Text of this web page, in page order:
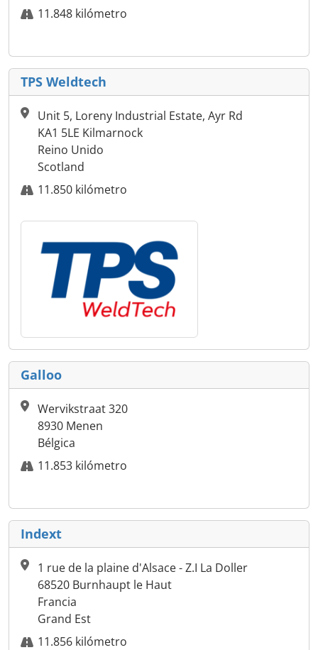
11.848 kilómetro
TPS Weldtech
Unit 5, Loreny Industrial Estate, Ayr Rd
KA1 5LE Kilmarnock
Reino Unido
Scotland
11.850 kilómetro
Galloo
Wervikstraat 320
8930 Menen
Bélgica
11.853 kilómetro
Indext
1 rue de la plaine d'Alsace - Z.I La Doller
68520 Burnhaupt le Haut
Francia
Grand Est
11.856 kilómetro